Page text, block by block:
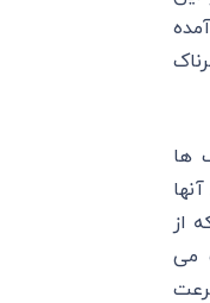
ها
از
می